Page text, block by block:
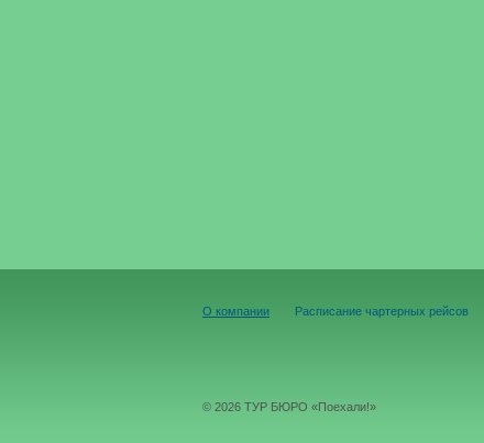
О компании Расписание чартерных рейсов
© 2026 ТУР БЮРО «Поехали!»